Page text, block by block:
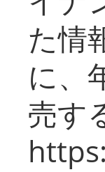
た情
に、
売す